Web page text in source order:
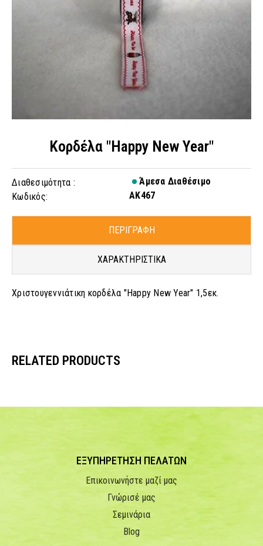
Κορδέλα "Happy New Year"
Διαθεσιμότητα :
Άμεσα Διαθέσιμο
Κωδικός:
AK467
ΠΕΡΙΓΡΑΦΗ
ΧΑΡΑΚΤΗΡΙΣΤΙΚΑ
Χριστουγεννιάτικη κορδέλα "Happy New Year" 1,5εκ.
RELATED PRODUCTS
ΕΞΥΠΗΡΕΤΗΣΗ ΠΕΛΑΤΩΝ
Επικοινωνήστε μαζί μας
Γνώρισέ μας
Σεμινάρια
Blog